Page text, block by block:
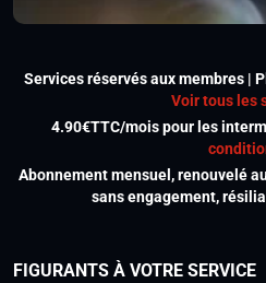
Services réservés aux membres |
Voir tous les
4.90€TTC/mois pour les
Abonnement mensuel, renouvelé
sans engagement,
FIGURANTS À VOTRE SERVICE